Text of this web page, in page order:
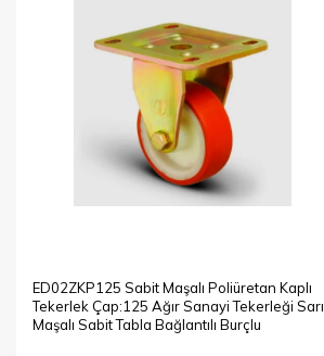
ED02ZKP125 Sabit Maşalı Poliüretan Kaplı
Tekerlek Çap:125 Ağır Sanayi Tekerleği Sarı
Maşalı Sabit Tabla Bağlantılı Burçlu